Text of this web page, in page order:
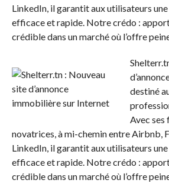
LinkedIn, il garantit aux utilisateurs
efficace et rapide. Notre crédo :
crédible dans un marché où l’offre
destiné
Avec
novatrices, à mi-chemin entre Airbnb,
LinkedIn, il garantit aux utilisateurs
efficace et rapide. Notre crédo :
crédible dans un marché où l’offre